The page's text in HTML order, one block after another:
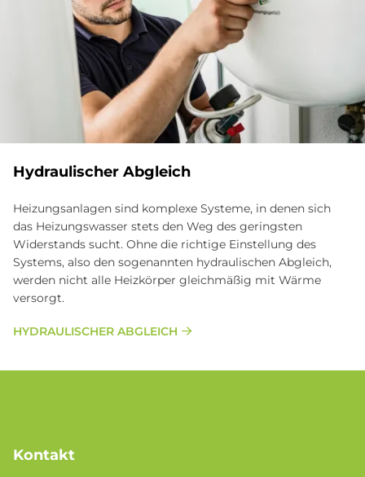
Hydraulischer Abgleich
Heizungsanlagen sind komplexe Systeme, in denen sich
das Heizungswasser stets den Weg des geringsten
Widerstands sucht. Ohne die richtige Einstellung des
Systems, also den sogenannten hydraulischen Abgleich,
werden nicht alle Heizkörper gleichmäßig mit Wärme
versorgt.
HYDRAULISCHER ABGLEICH
Kontakt